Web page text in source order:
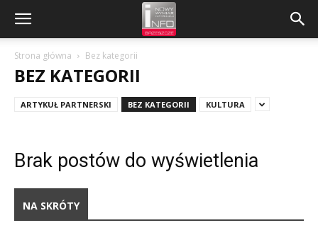
Strona główna Bez kategorii
BEZ KATEGORII
ARTYKUŁ PARTNERSKI BEZ KATEGORII KULTURA
Brak postów do wyświetlenia
NA SKRÓTY